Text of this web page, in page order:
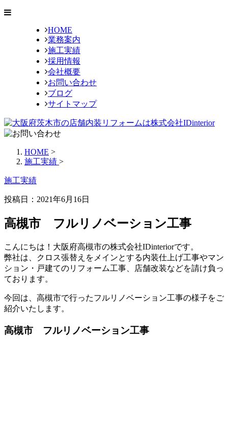
HOME
業務案内
施工実績
採用情報
会社概要
お問い合わせ
ブログ
サイトマップ
HOME >
施工実績 >
施工実績
投稿日：2021年6月16日
高槻市 フルリノベーション工事
こんにちは！大阪府高槻市の株式会社IDinteriorです。
弊社は、クロス張替えをメインとする内装仕上げ工事やマン
ション・戸建てのリフォーム工事、店舗改装などを請け負っ
ております。
今回は、高槻市で行ったフルリノベーション工事の様子をご
紹介いたします。
高槻市 フルリノベーション工事